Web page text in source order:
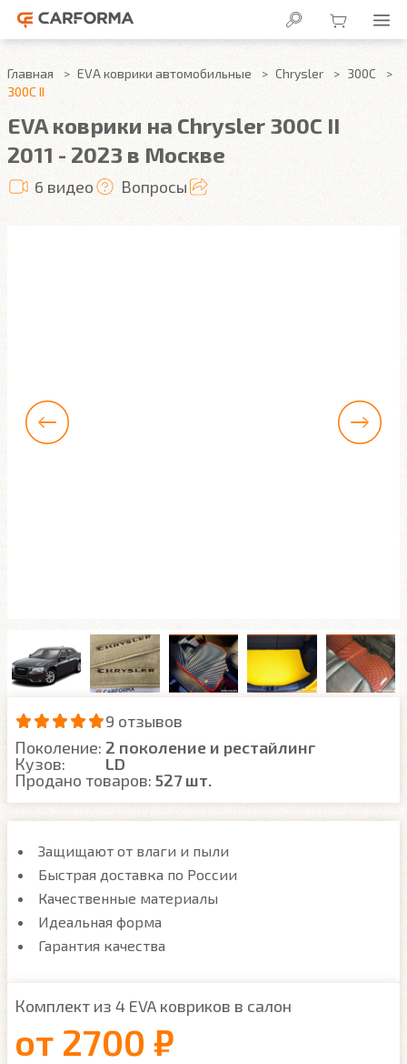
Главная EVA коврики автомобильные Chrysler
300C
300C II
EVA коврики на Chrysler 300C II
2011 - 2023 в Москве
6 видео Вопросы
9 отзывов
Поколение: 2 поколение и рестайлинг
Кузов:
LD
Продано товаров: 527 шт.
Защищают от влаги и пыли
Быстрая доставка по России
Качественные материалы
Идеальная форма
Гарантия качества
Комплект из 4 EVA ковриков в салон
от 2700 ₽